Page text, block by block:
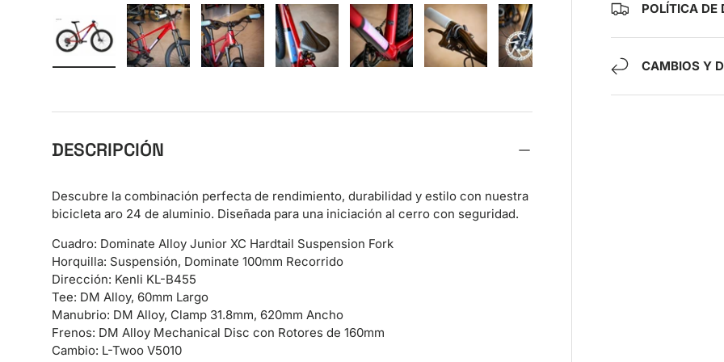
Cargar imagen 6 en la vista de galería
Cargar imagen 7 en la vista de
Cargar imagen 8 en
Cargar
POLÍTICA DE
CAMBIOS Y
DESCRIPCIÓN
Descubre la combinación perfecta de rendimiento, durabilidad y estilo con nuestra
bicicleta aro 24 de aluminio. Diseñada para una iniciación al cerro con seguridad.
Cuadro: Dominate Alloy Junior XC Hardtail Suspension Fork
Horquilla: Suspensión, Dominate 100mm Recorrido
Dirección: Kenli KL-B455
Tee: DM Alloy, 60mm Largo
Manubrio: DM Alloy, Clamp 31.8mm, 620mm Ancho
Frenos: DM Alloy Mechanical Disc con Rotores de 160mm
Cambio: L-Twoo V5010